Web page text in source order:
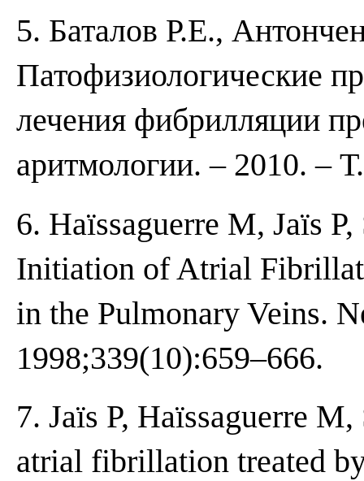
5. Баталов Р.Е.,
Патофизиологические
лечения фибрилляции
аритмологии. – 2010. –
6. Haïssaguerre M, Jaïs
Initiation of Atrial
in the Pulmonary Veins.
1998;339(10):659–666.
7. Jaïs P, Haïssaguerre
atrial fibrillation treated